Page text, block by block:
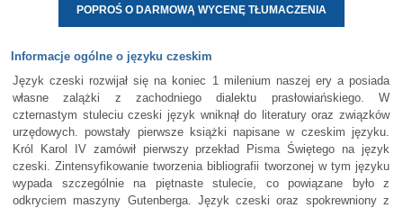
POPROŚ O DARMOWĄ WYCENĘ TŁUMACZENIA
Informacje ogólne o języku czeskim
Język czeski rozwijał się na koniec 1 milenium naszej ery a posiada
własne zalążki z zachodniego dialektu prasłowiańskiego. W
czternastym stuleciu czeski język wniknął do literatury oraz związków
urzędowych. powstały pierwsze książki napisane w czeskim języku.
Król Karol IV zamówił pierwszy przekład Pisma Świętego na język
czeski. Zintensyfikowanie tworzenia bibliografii tworzonej w tym języku
wypada szczególnie na piętnaste stulecie, co powiązane było z
odkryciem maszyny Gutenberga. Język czeski oraz spokrewniony z